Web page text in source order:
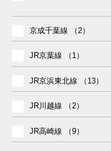
富士見市（3）
京成千葉線 （2）
JR京葉線 （1）
JR京浜東北線 （13）
JR川越線 （2）
JR高崎線 （9）